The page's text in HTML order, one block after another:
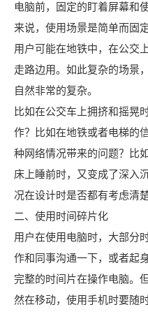
电脑前，固定的盯着屏幕和
来说，使用场景是简单而固
用户可能在地铁中，在公交
走路边用。如此复杂的场景
自然非常的复杂。
比如在公交车上拥挤和摇晃
作？比如在地铁或者电梯的
种网络情况带来的问题？比
床上睡前时，又变成了深入
况在设计时是否都有考虑清楚
二、使用时间碎片化
用户在使用电脑时，大部分
作和同事沟通一下，或者起
完整的时间片在操作电脑。
然在移动，使用手机时要随